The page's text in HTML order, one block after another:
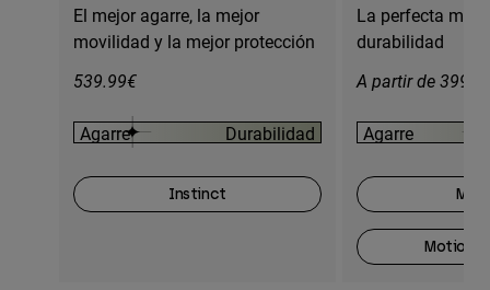
El mejor agarre, la mejor
movilidad y la mejor protección
539.99€
Agarre Durabilidad
Instinct
La perfecta
durabilidad
A partir de
Agarre
Motion